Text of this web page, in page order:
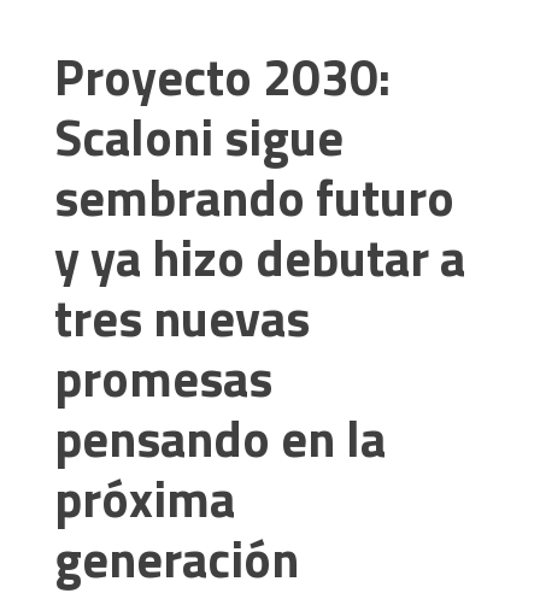
Proyecto 2030:
Scaloni sigue
sembrando futuro
y ya hizo debutar a
tres nuevas
promesas
pensando en la
próxima
generación